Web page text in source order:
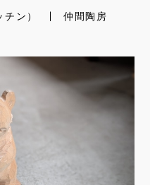
チン） | 仲間陶房